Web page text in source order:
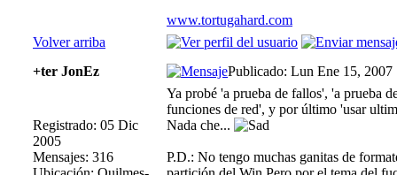
www.tortugahard.com
Volver arriba
+ter JonEz
Publicado: Lun Ene 15, 2007
Registrado: 05 Dic
2005
Mensajes: 316
Ya probé 'a prueba de fallos', 'a prueba
funciones de red', y por último 'usar
Nada che...
P.D.: No tengo muchas ganitas de